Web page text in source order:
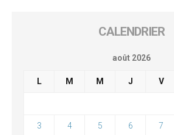
CALENDRIER
août 2026
L M M J V
3 4 5 6 7